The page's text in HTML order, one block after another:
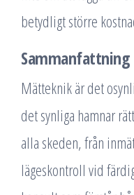
betydligt större
Sammanfattning
Mätteknik är det
det synliga hamnar
alla skeden, från
lägeskontroll vid